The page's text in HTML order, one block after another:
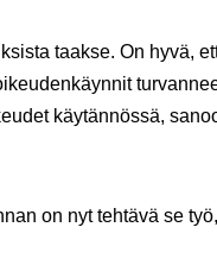
taakse. On hyvä,
käytännössä,
on nyt tehtävä se